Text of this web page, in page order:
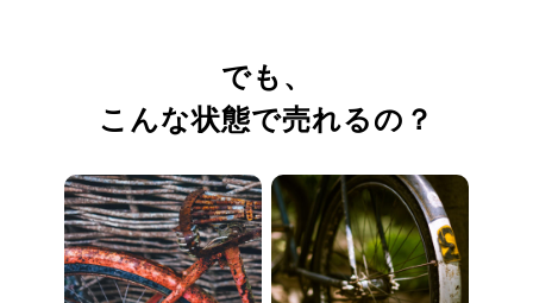
でも、
こんな状態で売れるの？